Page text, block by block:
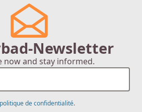
Newsletter
now and stay informed.
politique de confidentialité.